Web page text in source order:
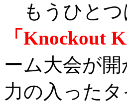
もうひとつ
「Knockout
ーム大会が
力の入ったタ